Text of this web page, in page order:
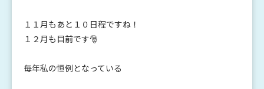
１１月もあと１０日程ですね！
１２月も目前です🎅
毎年私の恒例となっている